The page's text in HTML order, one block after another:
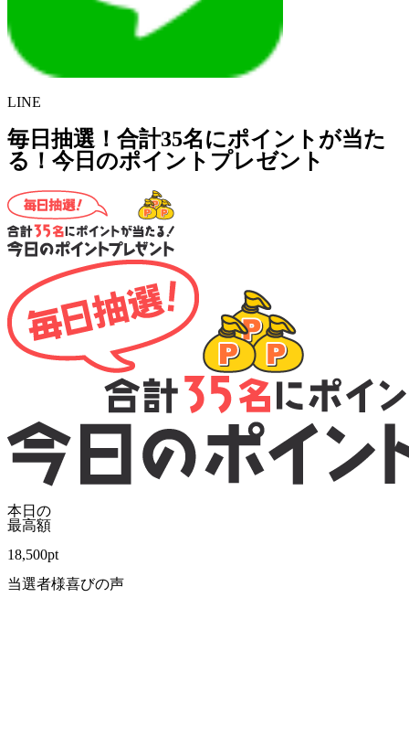
LINE
毎日抽選！合計35名にポイントが当た
る！今日のポイントプレゼント
本日の
最高額
18,500pt
当選者様喜びの声